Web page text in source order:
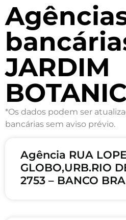
JARDIM
*Os dados podem ser
bancárias sem aviso prévio.
Agência RUA
GLOBO,URB.RIO
2753 – BANCO